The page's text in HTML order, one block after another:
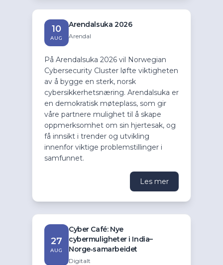
10
AUG
Arendalsuka 2026
Arendal
På Arendalsuka 2026 vil Norwegian
Cybersecurity Cluster løfte viktigheten
av å bygge en sterk, norsk
cybersikkerhetsnæring. Arendalsuka er
en demokratisk møteplass, som gir
våre partnere mulighet til å skape
oppmerksomhet om sin hjertesak, og
få innsikt i trender og utvikling
innenfor viktige problemstillinger i
samfunnet.
Les mer
27
AUG
Cyber Café: Nye
cybermuligheter i India–
Norge‑samarbeidet
Digitalt